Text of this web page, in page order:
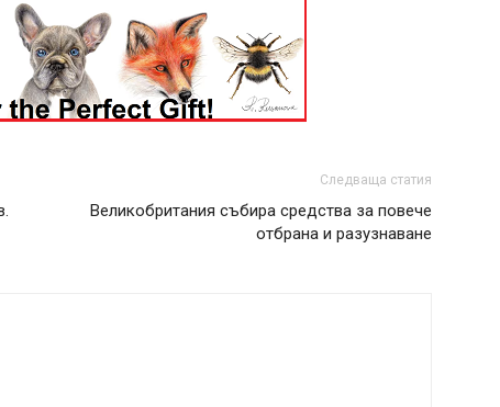
Следваща статия
Великобритания събира средства за повече
отбрана и разузнаване